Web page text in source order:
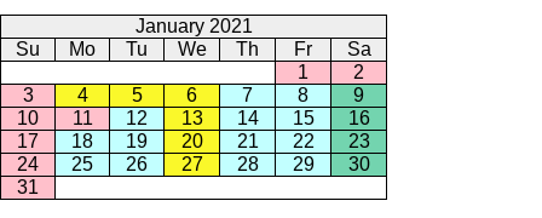
January 2021
Su
Mo Tu We Th Fr
Sa
1
2
3
4 5 6 7 8
9
10
11 12 13 14 15
16
17
18 19 20 21 22
23
24
25 26 27 28 29
30
31